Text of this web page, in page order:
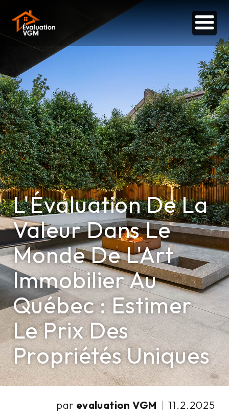
L'Évaluation De La
Valeur Dans Le
Monde De L'Art
Immobilier Au
Québec : Estimer
Le Prix Des
Propriétés Uniques
par evaluation VGM | 11.2.2025